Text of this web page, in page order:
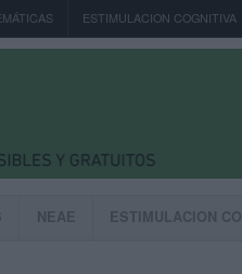
ESTIMULACION COGNITIVA
NEAE ESTIMULACION